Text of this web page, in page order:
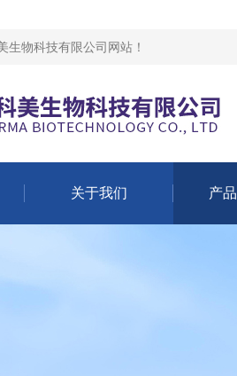
生物科技有限公司网站 ！
关于我们 产